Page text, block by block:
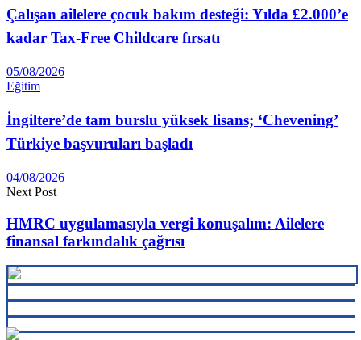
Çalışan ailelere çocuk bakım desteği: Yılda £2.000’e
kadar Tax-Free Childcare fırsatı
05/08/2026
Eğitim
İngiltere’de tam burslu yüksek lisans; ‘Chevening’
Türkiye başvuruları başladı
04/08/2026
Next Post
HMRC uygulamasıyla vergi konuşalım: Ailelere
finansal farkındalık çağrısı